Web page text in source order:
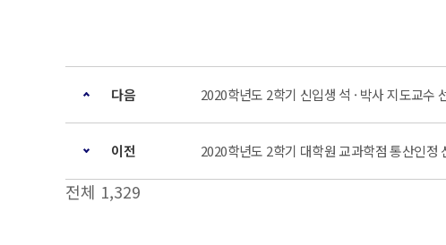
다음 2020학년도 2학기 신입생 석 · 박사 지도교
이전 2020학년도 2학기 대학원 교과학점 통산인정
전체 1,329